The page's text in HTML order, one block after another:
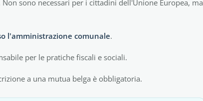
Non sono necessari per i cittadini dell'Unione Europea, ma
l'amministrazione comunale.
per le pratiche fiscali e sociali.
a una mutua belga è obbligatoria.